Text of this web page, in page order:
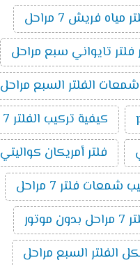
مياه فريش 7 مراحل
تايواني سبع مراحل
الفلتر السبع مراحل
كيفية تركيب الفلتر 7 مراحل
فلتر أمريكان كواليتي 7 مراحل
شمعات فلتر 7 مراحل
موتور
الفلتر السبع مراحل